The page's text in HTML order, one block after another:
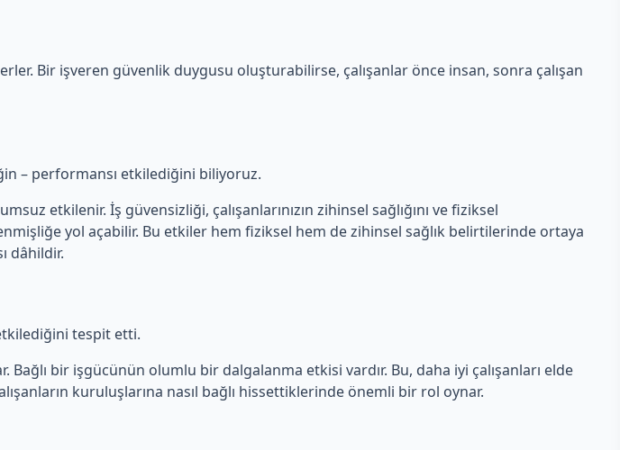
Bir işveren güvenlik duygusu oluşturabilirse, çalışanlar önce insan, sonra çalışan
– performansı etkilediğini biliyoruz.
etkilenir. İş güvensizliği, çalışanlarınızın zihinsel sağlığını ve fiziksel
yol açabilir. Bu etkiler hem fiziksel hem de zihinsel sağlık belirtilerinde ortaya
dâhildir.
tespit etti.
bir işgücünün olumlu bir dalgalanma etkisi vardır. Bu, daha iyi çalışanları elde
kuruluşlarına nasıl bağlı hissettiklerinde önemli bir rol oynar.